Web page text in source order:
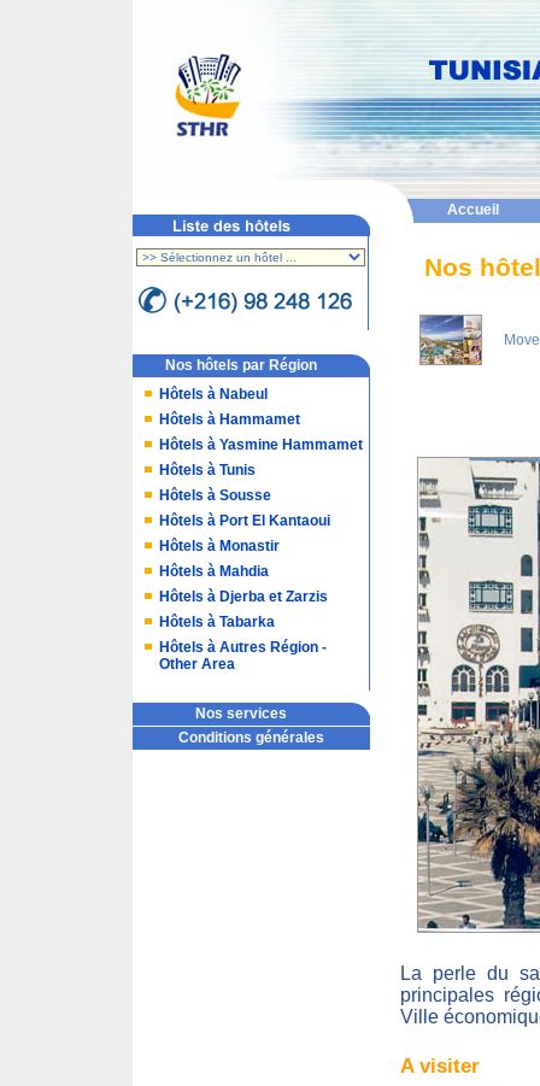
Accueil
Nos hôtels par Région
Hôtels à Nabeul
Hôtels à Hammamet
Hôtels à Yasmine Hammamet
Hôtels à Tunis
Hôtels à Sousse
Hôtels à Port El Kantaoui
Hôtels à Monastir
Hôtels à Mahdia
Hôtels à Djerba et Zarzis
Hôtels à Tabarka
Hôtels à Autres Région -
Other Area
Nos services
Conditions générales
Nos
La perle du
principales
Ville
A visiter